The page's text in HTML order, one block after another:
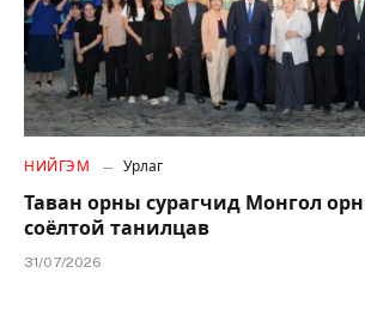
НИЙГЭМ Урлаг
Таван орны сурагчид Монгол
соёлтой танилцав
31/07/2026